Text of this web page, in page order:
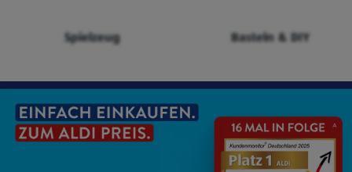
Spielzeug Basteln & DIY